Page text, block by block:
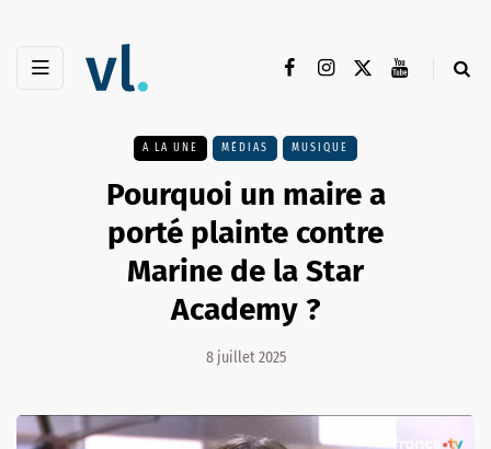
A LA UNE MÉDIAS MUSIQUE
Pourquoi un maire a
porté plainte contre
Marine de la Star
Academy ?
8 juillet 2025